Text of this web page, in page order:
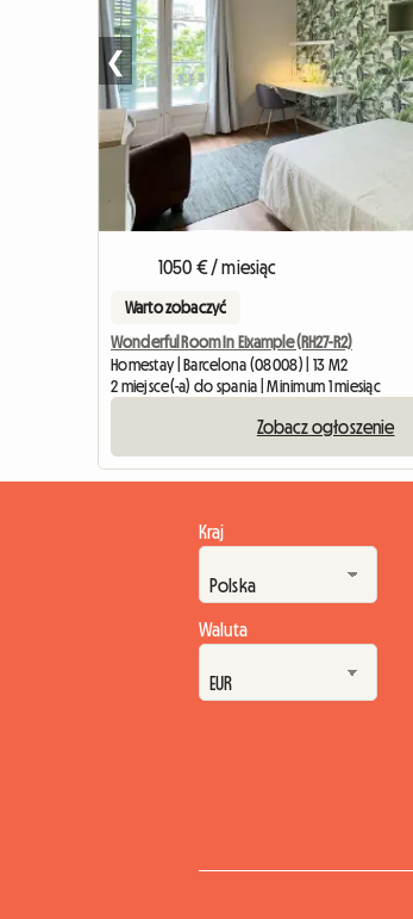
❮
1050 € / miesiąc
Warto zobaczyć
Wonderful Room In Eixample (RH27-R2)
Homestay | Barcelona (08008) | 13 M2
2 miejsce(-a) do spania | Minimum 1 miesiąc
Zobacz ogłoszenie
Kraj
Waluta